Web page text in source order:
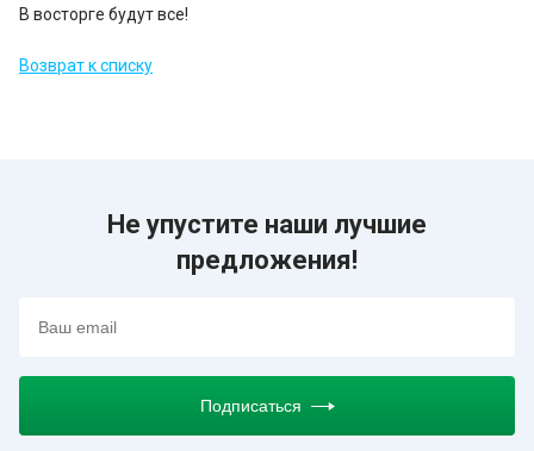
В восторге будут все!
Возврат к списку
Не упустите наши лучшие
предложения!
Подписаться